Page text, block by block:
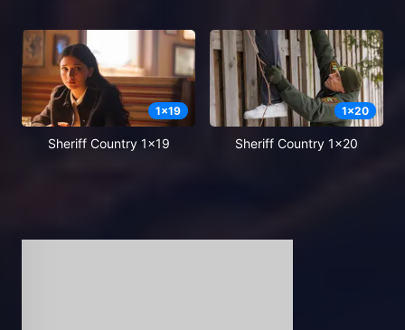
1x19
Sheriff Country 1x19
1x20
Sheriff Country 1x20